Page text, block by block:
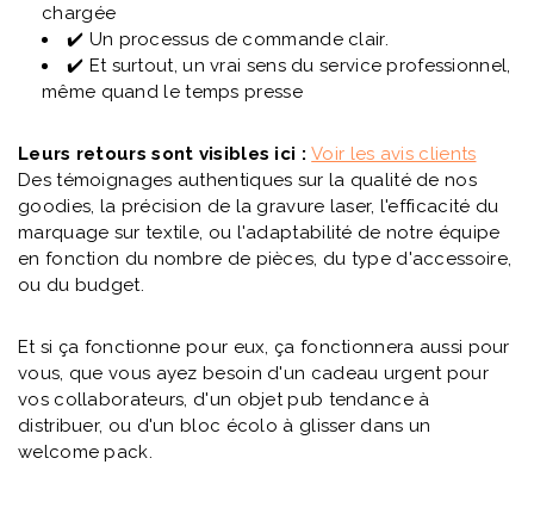
chargée
✔️ Un processus de commande clair.
✔️ Et surtout, un vrai sens du service professionnel,
même quand le temps presse
Leurs retours sont visibles ici : Voir les avis clients
Des témoignages authentiques sur la qualité de nos
goodies, la précision de la gravure laser, l'efficacité du
marquage sur textile, ou l'adaptabilité de notre équipe
en fonction du nombre de pièces, du type d'accessoire,
ou du budget.
Et si ça fonctionne pour eux, ça fonctionnera aussi pour
vous, que vous ayez besoin d'un cadeau urgent pour
vos collaborateurs, d'un objet pub tendance à
distribuer, ou d'un bloc écolo à glisser dans un
welcome pack.